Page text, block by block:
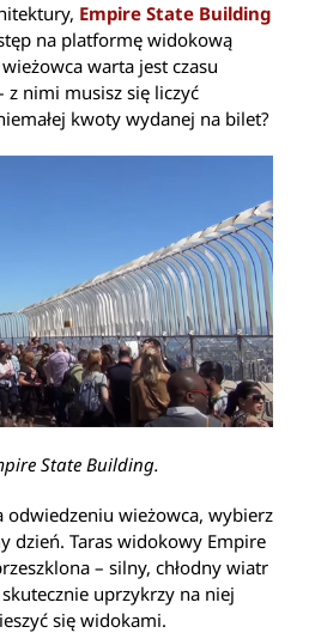
Empire State Building
na platformę widokową
warta jest czasu
z nimi musisz się liczyć
kwoty wydanej na bilet?
State Building.
odwiedzeniu wieżowca, wybierz
dzień. Taras widokowy Empire
– silny, chłodny wiatr
uprzykrzy na niej
się widokami.